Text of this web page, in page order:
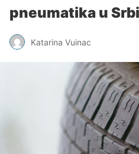
pneumatika u
Katarina Vuinac